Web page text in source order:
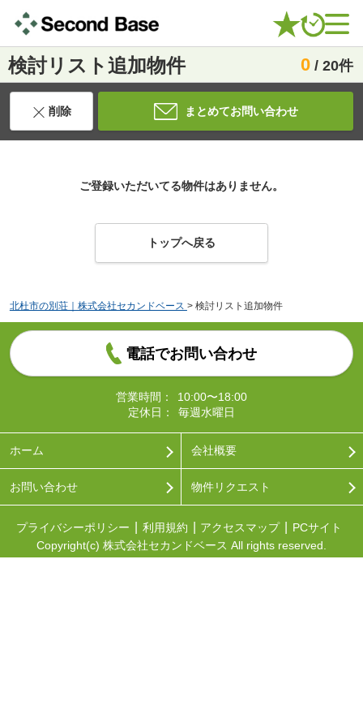
検討リスト追加物件 0 / 20件
削除 まとめてお問い合わせ
ご登録いただいてる物件はありません。
トップへ戻る
北杜市の別荘｜株式会社セカンドベース > 検討リスト追加物件
電話でお問い合わせ
営業時間：
10:00〜18:00
定休日：
毎週水曜日
ホーム 会社概要
お問い合わせ 物件リクエスト
プライバシーポリシー 利用規約 アクセスマップ
PCサイト
Copyright(c) 株式会社セカンドベース All rights reserved.